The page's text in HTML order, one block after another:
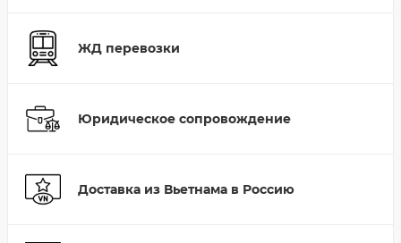
ЖД перевозки
Юридическое сопровождение
Доставка из Вьетнама в Россию